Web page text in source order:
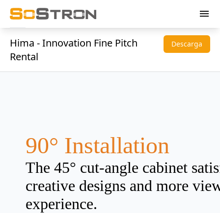
menu
Hima - Innovation Fine Pitch
Rental
Descarga
90° Installation
The 45° cut-angle cabinet
creative designs and more
experience.